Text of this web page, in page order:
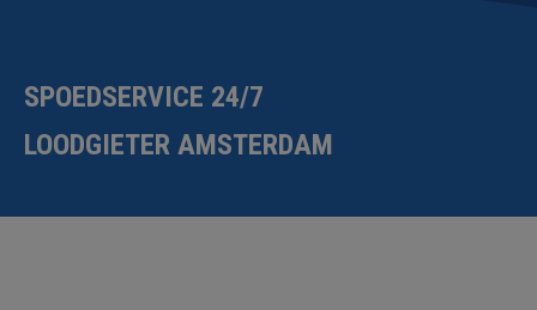
SPOEDSERVICE 24/7
LOODGIETER AMSTERDAM